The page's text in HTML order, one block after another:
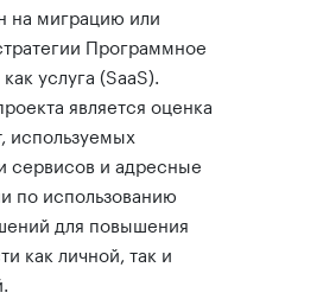
на миграцию или
Программное
услуга (SaaS).
является оценка
используемых
сервисов и адресные
по использованию
для повышения
как личной, так и